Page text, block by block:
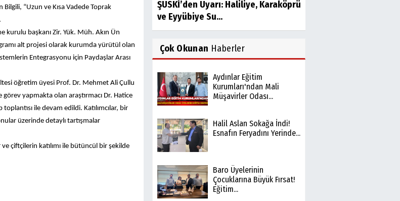
Bilgili, “Uzun ve Kısa Vadede Toprak
kurulu başkanı Zir. Yük. Müh. Akın Ün
alt projesi olarak kurumda yürütül olan
Entegrasyonu için Paydaşlar Arası
öğretim üyesi Prof. Dr. Mehmet Ali Çullu
yapmakta olan araştırmacı Dr. Hatice
ile devam edildi. Katılımcılar, bir
üzerinde detaylı tartışmalar
çiftçilerin katılımı ile bütüncül bir şekilde
ŞUSKİ’den Uyarı: Haliliye, Karaköprü
ve Eyyübiye Su...
Çok Okunan Haberler
Aydınlar Eğitim
Kurumları'ndan Mali
Müşavirler Odası...
Halil Aslan Sokağa İndi!
Esnafın Feryadını Yerinde...
Baro Üyelerinin
Çocuklarına Büyük Fırsat!
Eğitim...